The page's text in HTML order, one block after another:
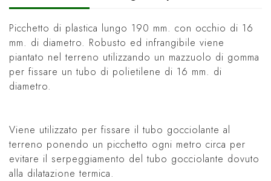
Picchetto di plastica lungo 190 mm. con occhio di 16
mm. di diametro. Robusto ed infrangibile viene
piantato nel terreno utilizzando un mazzuolo di gomma
per fissare un tubo di polietilene di 16 mm. di
diametro.
Viene utilizzato per fissare il tubo gocciolante al
terreno ponendo un picchetto ogni metro circa per
evitare il serpeggiamento del tubo gocciolante dovuto
alla dilatazione termica.